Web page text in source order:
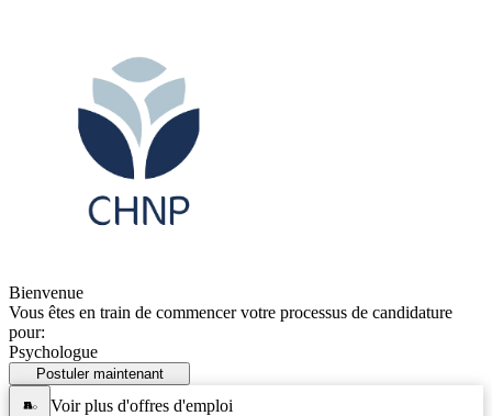
Bienvenue
Vous êtes en train de commencer votre processus de candidature
pour:
Psychologue
Postuler maintenant
Voir plus d'offres d'emploi